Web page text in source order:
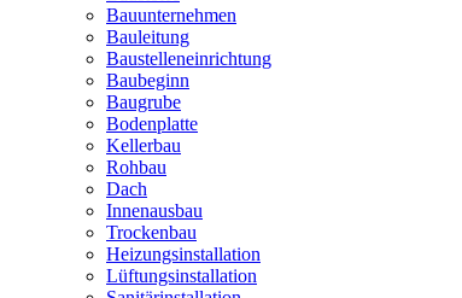
Bauunternehmen
Bauleitung
Baustelleneinrichtung
Baubeginn
Baugrube
Bodenplatte
Kellerbau
Rohbau
Dach
Innenausbau
Trockenbau
Heizungsinstallation
Lüftungsinstallation